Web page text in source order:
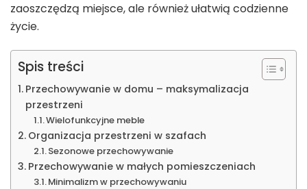
zaoszczędzą miejsce, ale również ułatwią codzienne
życie.
Spis treści
Przechowywanie w domu – maksymalizacja
przestrzeni
Wielofunkcyjne meble
Organizacja przestrzeni w szafach
Sezonowe przechowywanie
Przechowywanie w małych pomieszczeniach
Minimalizm w przechowywaniu